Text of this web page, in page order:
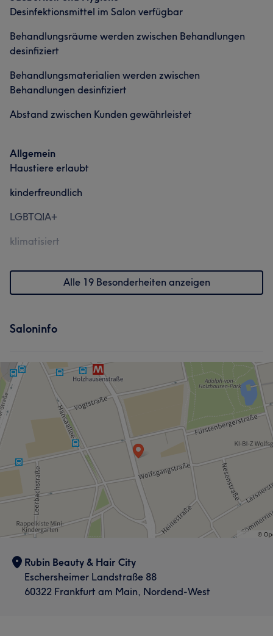
Desinfektionsmittel im Salon verfügbar
Behandlungsräume werden zwischen Behandlungen
desinfiziert
Behandlungsmaterialien werden zwischen
Behandlungen desinfiziert
Abstand zwischen Kunden gewährleistet
Allgemein
Haustiere erlaubt
kinderfreundlich
LGBTQIA+
klimatisiert
Alle 19 Besonderheiten anzeigen
Saloninfo
Rubin Beauty & Hair City
Eschersheimer Landstraße 88
60322 Frankfurt am Main, Nordend-West